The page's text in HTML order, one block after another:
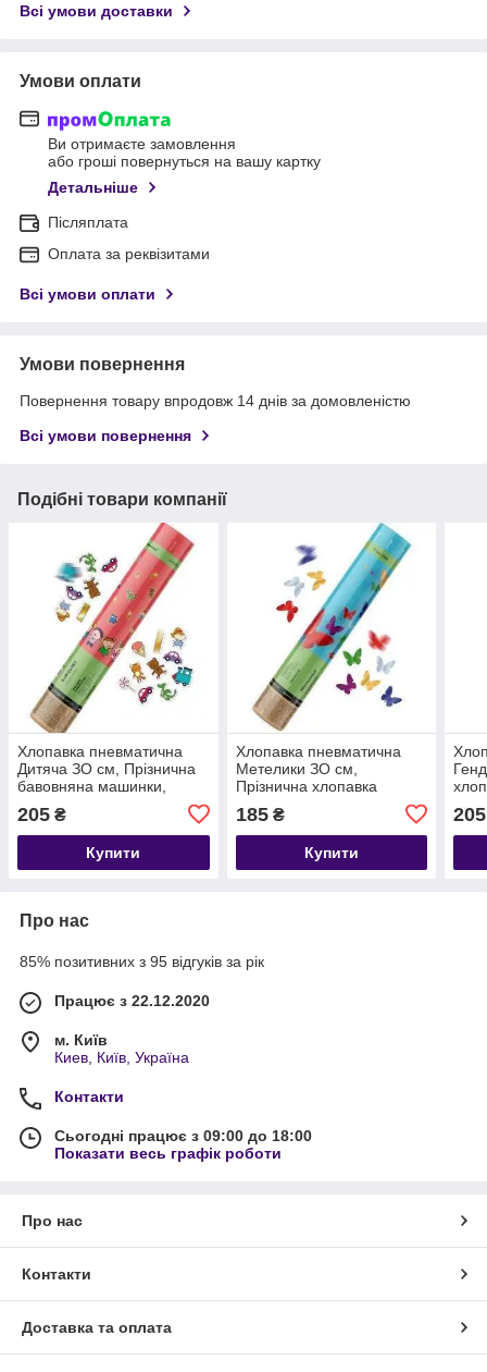
Всі умови доставки
Умови оплати
Ви отримаєте замовлення
або гроші повернуться на вашу картку
Детальніше
Післяплата
Оплата за реквізитами
Всі умови оплати
Умови повернення
Повернення товару впродовж 14 днів за домовленістю
Всі умови повернення
Подібні товари компанії
Хлопавка пневматична
Дитяча ЗО см, Прізнична
бавовняна машинки,
205 ₴
Купити
Хлопавка пневматична
Метелики ЗО см,
Прізнична хлопавка
кольорові
185₴
Купити
205
Про нас
85% позитивних з 95 відгуків за рік
Працює з 22.12.2020
м. Київ
Киев, Київ, Україна
Контакти
Сьогодні працює з 09:00 до 18:00
Показати весь графік роботи
Про нас
Контакти
Доставка та оплата